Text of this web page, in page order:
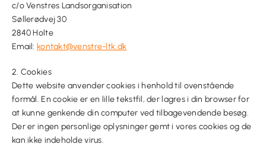
c/o Venstres Landsorganisation
Søllerødvej 30
2840 Holte
Email: kontakt@venstre-ltk.dk
2. Cookies
Dette website anvender cookies i henhold til ovenstående
formål. En cookie er en lille tekstfil, der lagres i din browser for
at kunne genkende din computer ved tilbagevendende besøg.
Der er ingen personlige oplysninger gemt i vores cookies og de
kan ikke indeholde virus.